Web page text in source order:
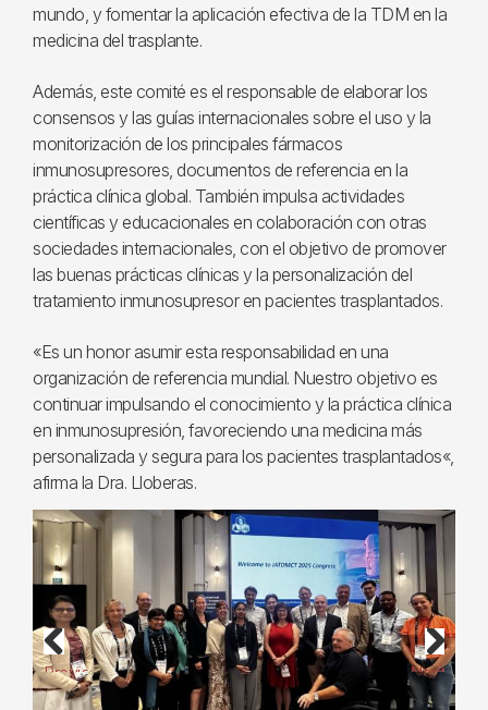
mundo, y fomentar la aplicación efectiva de la TDM en la
medicina del trasplante.
Además, este comité es el responsable de elaborar los
consensos y las guías internacionales sobre el uso y la
monitorización de los principales fármacos
inmunosupresores, documentos de referencia en la
práctica clínica global. También impulsa actividades
científicas y educacionales en colaboración con otras
sociedades internacionales, con el objetivo de promover
las buenas prácticas clínicas y la personalización del
tratamiento inmunosupresor en pacientes trasplantados.
«Es un honor asumir esta responsabilidad en una
organización de referencia mundial. Nuestro objetivo es
continuar impulsando el conocimiento y la práctica clínica
en inmunosupresión, favoreciendo una medicina más
personalizada y segura para los pacientes trasplantados«,
afirma la Dra. Lloberas.
Previous Next